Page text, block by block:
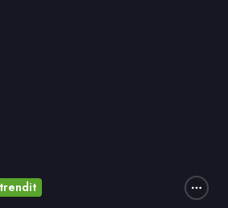
trendit